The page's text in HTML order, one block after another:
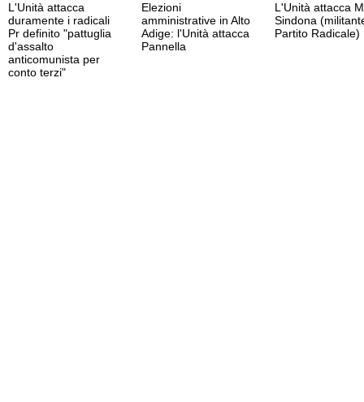
L'Unità attacca
duramente i radicali
Pr definito "pattuglia
d'assalto
anticomunista per
conto terzi"
Elezioni
amministrative in Alto
Adige: l'Unità attacca
Pannella
L'Unità attacca
Sindona
Partito Radicale)